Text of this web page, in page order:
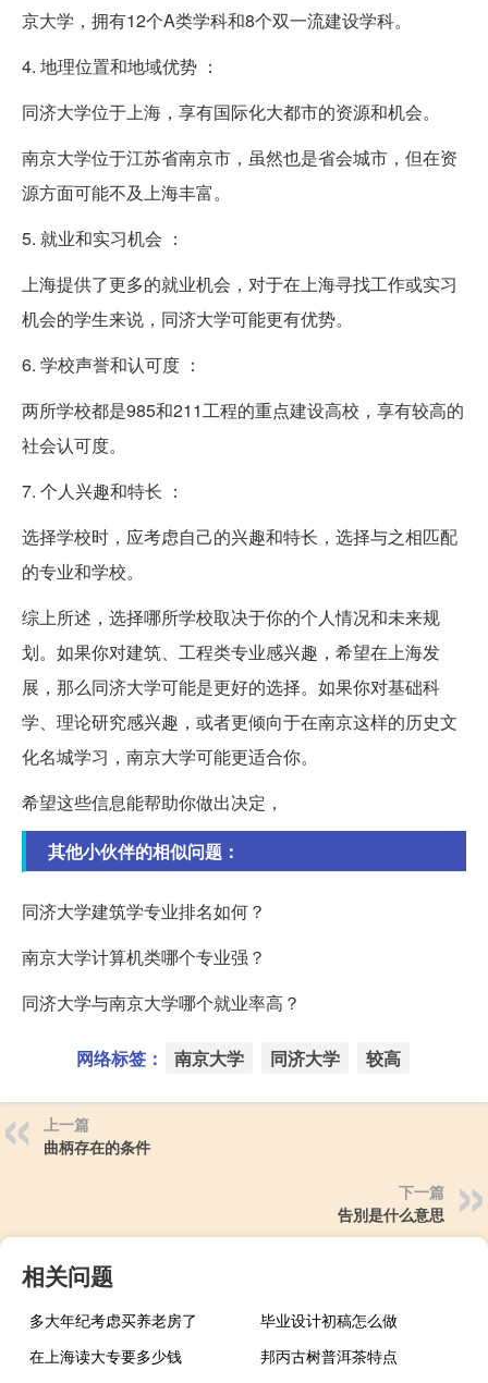
京大学，拥有12个A类学科和8个双一流建设学科。
4. 地理位置和地域优势 ：
同济大学位于上海，享有国际化大都市的资源和机会。
南京大学位于江苏省南京市，虽然也是省会城市，但在资
源方面可能不及上海丰富。
5. 就业和实习机会 ：
上海提供了更多的就业机会，对于在上海寻找工作或实习
机会的学生来说，同济大学可能更有优势。
6. 学校声誉和认可度 ：
两所学校都是985和211工程的重点建设高校，享有较高的
社会认可度。
7. 个人兴趣和特长 ：
选择学校时，应考虑自己的兴趣和特长，选择与之相匹配
的专业和学校。
综上所述，选择哪所学校取决于你的个人情况和未来规
划。如果你对建筑、工程类专业感兴趣，希望在上海发
展，那么同济大学可能是更好的选择。如果你对基础科
学、理论研究感兴趣，或者更倾向于在南京这样的历史文
化名城学习，南京大学可能更适合你。
希望这些信息能帮助你做出决定，
其他小伙伴的相似问题：
同济大学建筑学专业排名如何？
南京大学计算机类哪个专业强？
同济大学与南京大学哪个就业率高？
网络标签： 南京大学 同济大学 较高
上一篇
曲柄存在的条件
下一篇
告別是什么意思
相关问题
多大年纪考虑买养老房了
毕业设计初稿怎么做
在上海读大专要多少钱
邦丙古树普洱茶特点